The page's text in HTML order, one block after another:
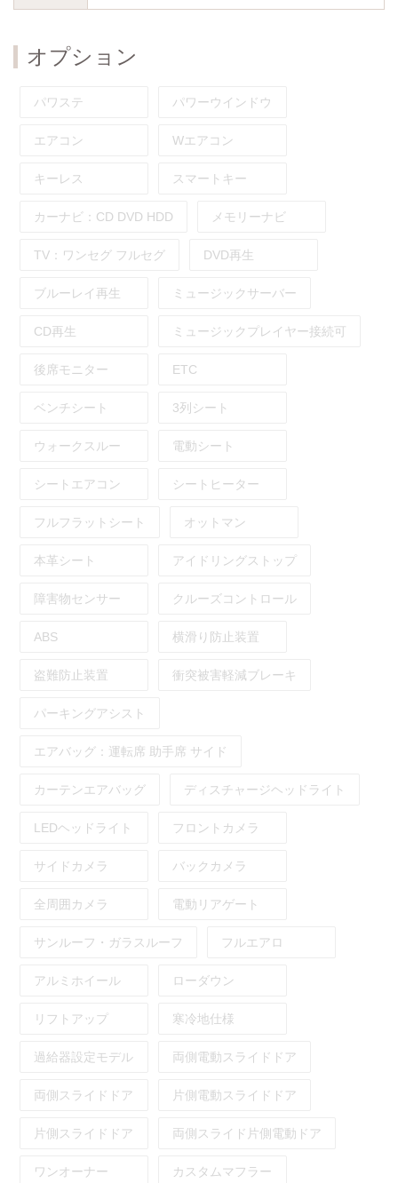
オプション
パワステ パワーウインドウ
エアコン Wエアコン
キーレス スマートキー
カーナビ： CD DVD HDD メモリーナビ
TV： ワンセグ フルセグ DVD再生
ブルーレイ再生 ミュージックサーバー
CD再生 ミュージックプレイヤー接続可
後席モニター ETC
ベンチシート 3列シート
ウォークスルー 電動シート
シートエアコン シートヒーター
フルフラットシート オットマン
本革シート アイドリングストップ
障害物センサー クルーズコントロール
ABS 横滑り防止装置
盗難防止装置 衝突被害軽減ブレーキ
パーキングアシスト
エアバッグ： 運転席 助手席 サイド
カーテンエアバッグ ディスチャージヘッドライト
LEDヘッドライト フロントカメラ
サイドカメラ バックカメラ
全周囲カメラ 電動リアゲート
サンルーフ・ガラスルーフ フルエアロ
アルミホイール ローダウン
リフトアップ 寒冷地仕様
過給器設定モデル 両側電動スライドドア
両側スライドドア 片側電動スライドドア
片側スライドドア 両側スライド片側電動ドア
ワンオーナー カスタムマフラー